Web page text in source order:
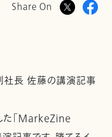
Share On
社長 佐藤の講演記事
「MarkeZine